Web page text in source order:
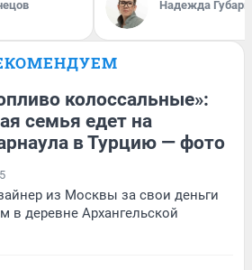
Надежда Губарь
колоссальные»:
семья едет на
в Турцию — фото
5
из Москвы за свои деньги
в деревне Архангельской